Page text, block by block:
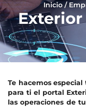
Inicio/
Exterior
Te hacemos
para ti el portal
las operaciones de